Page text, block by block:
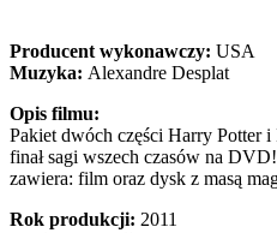
Producent wykonawczy: USA
Muzyka: Alexandre Desplat
Opis filmu:
Pakiet dwóch części Harry Potter
finał sagi wszech czasów na
zawiera: film oraz dysk z masą
Rok produkcji: 2011